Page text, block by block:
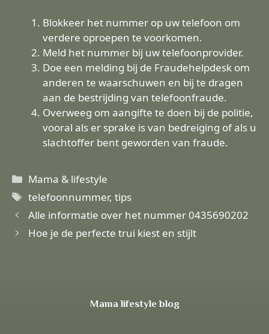
Blokkeer het nummer op uw telefoon om
verdere oproepen te voorkomen.
Meld het nummer bij uw telefoonprovider.
Doe een melding bij de Fraudehelpdesk om
anderen te waarschuwen en bij te dragen
aan de bestrijding van telefoonfraude.
Overweeg om aangifte te doen bij de politie,
vooral als er sprake is van bedreiging of als u
slachtoffer bent geworden van fraude.
Categorieën
Mama & lifestyle
Tags
telefoonnummer,tips
Alle informatie over het nummer 0435690202
Hoe je de perfecte trui kiest en stijlt
Mama lifestyle blog